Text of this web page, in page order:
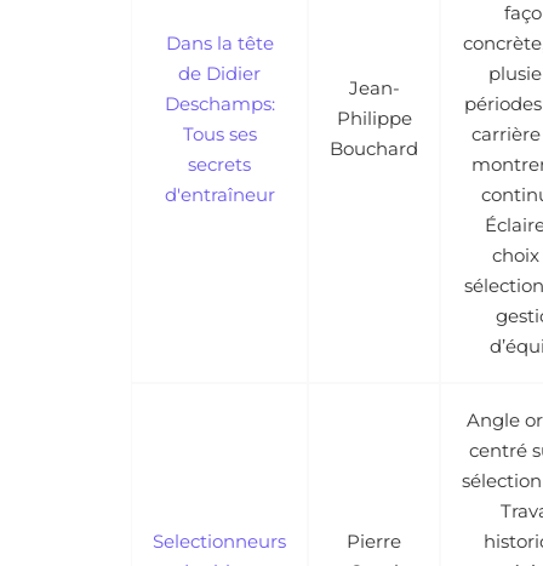
Dans la tête
de Didier
Deschamps:
Tous ses
secrets
d'entraîneur
Jean-
Philippe
Bouchard
choix
Selectionneurs
Pierre
Angle
centré